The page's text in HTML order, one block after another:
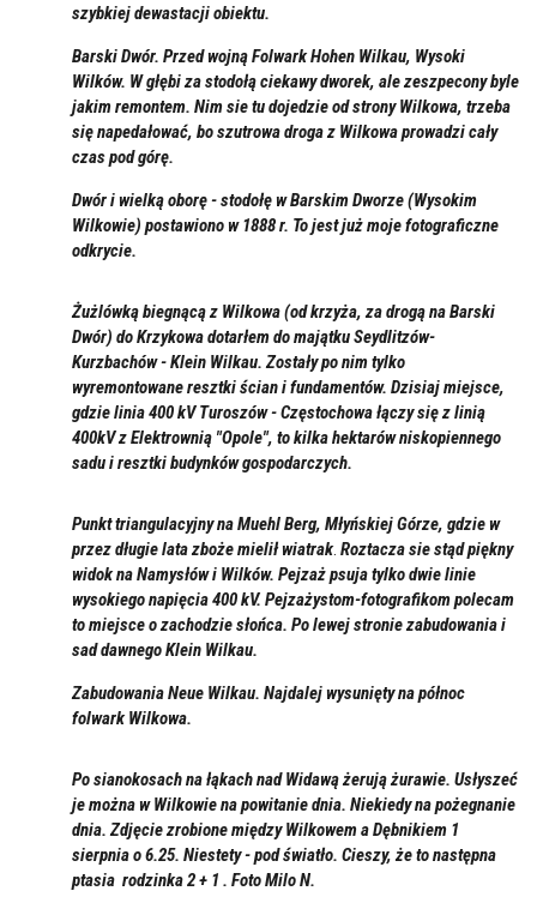
szybkiej dewastacji obiektu.
Barski Dwór. Przed wojną Folwark Hohen Wilkau, Wysoki
Wilków. W głębi za stodołą ciekawy dworek, ale zeszpecony byle
jakim remontem. Nim sie tu dojedzie od strony Wilkowa, trzeba
się napedałować, bo szutrowa droga z Wilkowa prowadzi cały
czas pod górę.
Dwór i wielką oborę - stodołę w Barskim Dworze (Wysokim
Wilkowie) postawiono w 1888 r. To jest już moje fotograficzne
odkrycie.
Żużlówką biegnącą z Wilkowa (od krzyża, za drogą na Barski
Dwór) do Krzykowa dotarłem do majątku Seydlitzów-
Kurzbachów - Klein Wilkau. Zostały po nim tylko
wyremontowane resztki ścian i fundamentów. Dzisiaj miejsce,
gdzie linia 400 kV Turoszów - Częstochowa łączy się z linią
400kV z Elektrownią "Opole", to kilka hektarów niskopiennego
sadu i resztki budynków gospodarczych.
Punkt triangulacyjny na Muehl Berg, Młyńskiej Górze, gdzie w
przez długie lata zboże mielił wiatrak. Roztacza sie stąd piękny
widok na Namysłów i Wilków. Pejzaż psuja tylko dwie linie
wysokiego napięcia 400 kV. Pejzażystom-fotografikom polecam
to miejsce o zachodzie słońca. Po lewej stronie zabudowania i
sad dawnego Klein Wilkau.
Zabudowania Neue Wilkau. Najdalej wysunięty na północ
folwark Wilkowa.
Po sianokosach na łąkach nad Widawą żerują żurawie. Usłyszeć
je można w Wilkowie na powitanie dnia. Niekiedy na pożegnanie
dnia. Zdjęcie zrobione między Wilkowem a Dębnikiem 1
sierpnia o 6.25. Niestety - pod światło. Cieszy, że to następna
ptasia rodzinka 2 + 1 . Foto Milo N.